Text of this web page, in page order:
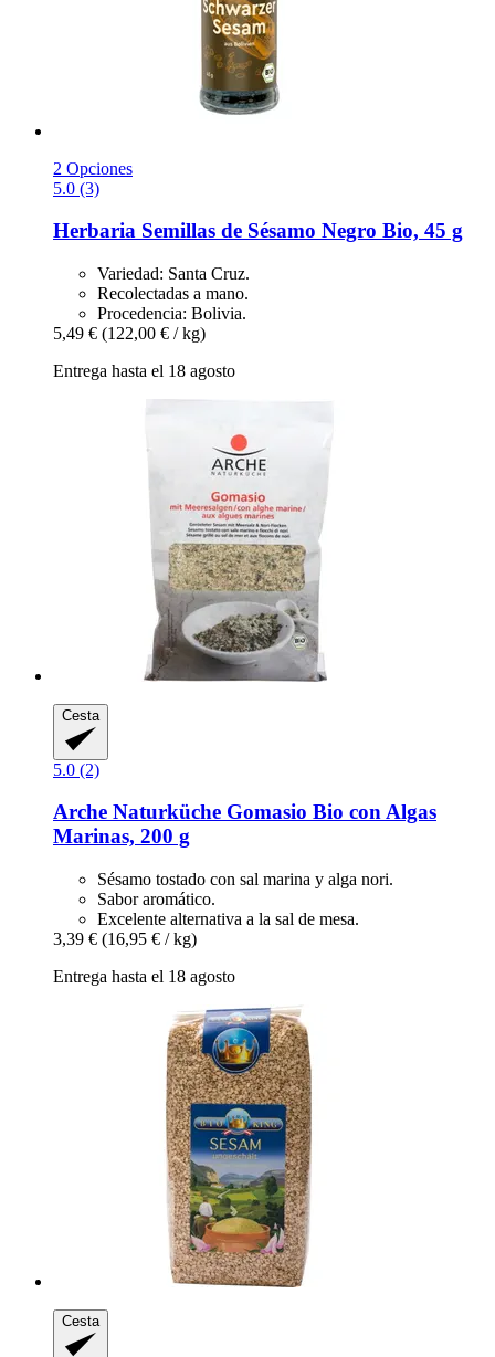
2 Opciones
5.0 (3)
Herbaria Semillas de Sésamo Negro Bio, 45 g
Variedad: Santa Cruz.
Recolectadas a mano.
Procedencia: Bolivia.
5,49 € (122,00 € / kg)
Entrega hasta el 18 agosto
Cesta
5.0 (2)
Arche Naturküche Gomasio Bio con Algas
Marinas, 200 g
Sésamo tostado con sal marina y alga nori.
Sabor aromático.
Excelente alternativa a la sal de mesa.
3,39 € (16,95 € / kg)
Entrega hasta el 18 agosto
Cesta